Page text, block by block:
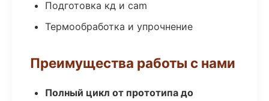
Подготовка кд и cam
Термообработка и упрочнение
Преимущества работы с нами
Полный цикл от прототипа до